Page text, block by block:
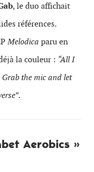
, le duo affichait
références.
Melodica paru en
la couleur : “All I
the mic and let
.
Aerobics »